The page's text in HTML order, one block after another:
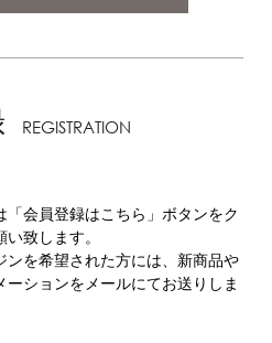
REGISTRATION
会員登録はこちら」ボタンをク
致します。
を希望された方には、新商品や
ションをメールにてお送りしま